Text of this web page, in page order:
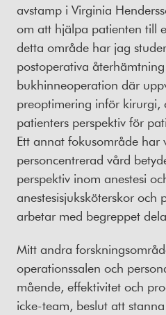
avstamp i Virginia
om att hjälpa patienten till
detta område har jag
postoperativa
bukhinneoperation där
preoptimering inför kirurgi,
patienters perspektiv för
Ett annat fokusområde har
personcentrerad vård
perspektiv inom anestesi
anestesisjuksköterskor och
arbetar med begreppet
Mitt andra
operationssalen och
mående, effektivitet och
icke-team, beslut att